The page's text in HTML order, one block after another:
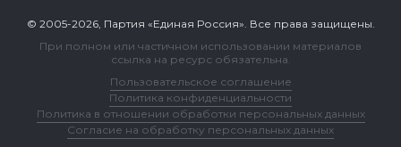
© 2005-2026, Партия «Единая Россия». Все права защищены.
При полном или частичном использовании материалов
ссылка на ресурс обязательна.
Пользовательское соглашение
Политика конфиденциальности
Политика в отношении обработки персональных данных
Согласие на обработку персональных данных